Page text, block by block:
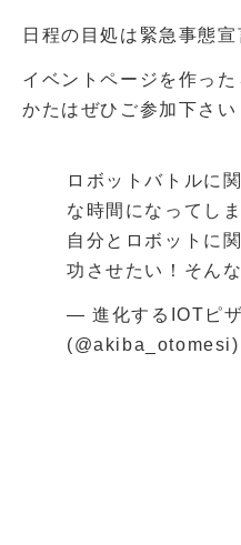
日程の目処は緊急事態
イベントページを作っ
かたはぜひご参加下さい
ロボットバトルに
な時間になってし
自分とロボットに
功させたい！そん
— 進化するIOTピ
(@akiba_otomesi)